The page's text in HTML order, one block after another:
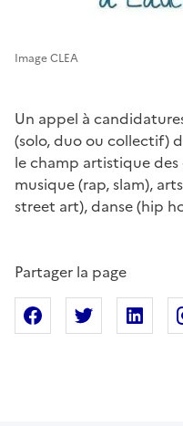
Image CLEA
Un appel à
(solo, duo ou collectif)
le champ artistique
musique (rap, slam),
street art), danse (hip
Partager la page
Partager surPartager